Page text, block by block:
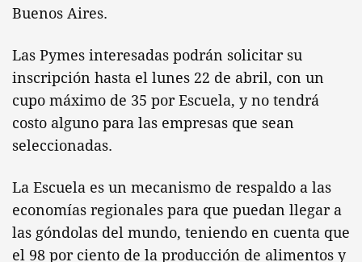
Buenos Aires.
Las Pymes interesadas podrán solicitar su
inscripción hasta el lunes 22 de abril, con un
cupo máximo de 35 por Escuela, y no tendrá
costo alguno para las empresas que sean
seleccionadas.
La Escuela es un mecanismo de respaldo a las
economías regionales para que puedan llegar a
las góndolas del mundo, teniendo en cuenta que
el 98 por ciento de la producción de alimentos y